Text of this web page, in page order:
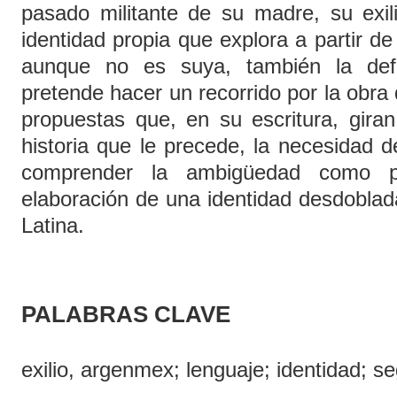
pasado militante de su madre, su
identidad propia que explora a partir
aunque no es suya, también la
pretende hacer un recorrido por la
propuestas que, en su escritura,
historia que le precede, la necesidad
comprender la ambigüedad
elaboración de una identidad
Latina.
PALABRAS CLAVE
exilio, argenmex; lenguaje; identidad;